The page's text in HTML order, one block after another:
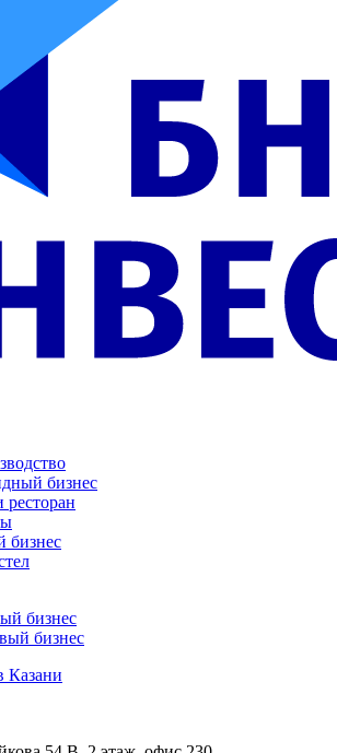
бизнес
ресторан
бизнес
бизнес
бизнес
Казани